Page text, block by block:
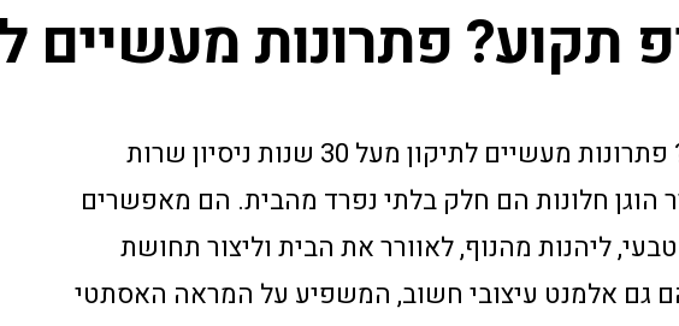
תקוע? פתרונות מעשיים
חלון קיפ תקוע? פתרונות מעשיים לתיקון מעל 30 שנות ניסיון שרות
הוגן חלונות הם חלק בלתי נפרד מהבית. הם מאפשרים
ליהנות מהנוף, לאוורר את הבית וליצור תחושת
גם אלמנט עיצובי חשוב, המשפיע על המראה האסתטי